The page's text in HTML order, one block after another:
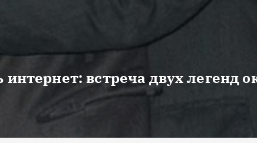
встреча двух легенд